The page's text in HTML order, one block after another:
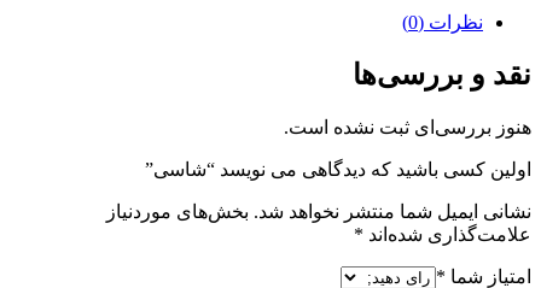
نظرات (0)
نقد و بررسی‌ها
هنوز بررسی‌ای ثبت نشده است.
اولین کسی باشید که دیدگاهی می نویسد “شاسی”
نشانی ایمیل شما منتشر نخواهد شد. بخش‌های موردنیاز
علامت‌گذاری شده‌اند *
امتیاز شما *